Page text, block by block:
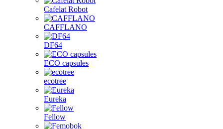
Cafelat Robot
CAFFLANO
DF64
ECO capsules
ecotree
Eureka
Fellow